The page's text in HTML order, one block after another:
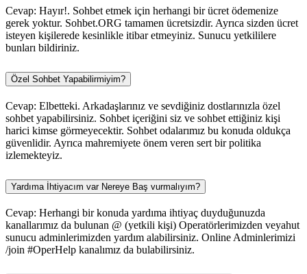
Cevap: Hayır!. Sohbet etmek için herhangi bir ücret ödemenize
gerek yoktur. Sohbet.ORG tamamen ücretsizdir. Ayrıca sizden ücret
isteyen kişilerede kesinlikle itibar etmeyiniz. Sunucu yetkililere
bunları bildiriniz.
Özel Sohbet Yapabilirmiyim?
Cevap: Elbetteki. Arkadaşlarınız ve sevdiğiniz dostlarınızla özel
sohbet yapabilirsiniz. Sohbet içeriğini siz ve sohbet ettiğiniz kişi
harici kimse görmeyecektir. Sohbet odalarımız bu konuda oldukça
güvenlidir. Ayrıca mahremiyete önem veren sert bir politika
izlemekteyiz.
Yardıma İhtiyacım var Nereye Baş vurmalıyım?
Cevap: Herhangi bir konuda yardıma ihtiyaç duyduğunuzda
kanallarımız da bulunan @ (yetkili kişi) Operatörlerimizden veyahut
sunucu adminlerimizden yardım alabilirsiniz. Online Adminlerimizi
/join #OperHelp kanalımız da bulabilirsiniz.